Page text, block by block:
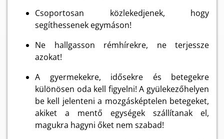
Csoportosan közlekedjenek, hogy
segíthessenek egymáson!
Ne hallgasson rémhírekre, ne terjessze
azokat!
A gyermekekre, idősekre és betegekre
különösen oda kell figyelni! A gyülekezőhelyen
be kell jelenteni a mozgásképtelen betegeket,
akiket a mentő egységek szállítanak el,
magukra hagyni őket nem szabad!